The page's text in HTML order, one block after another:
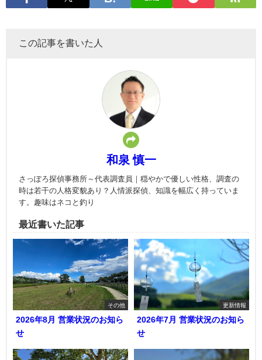
この記事を書いた人
和泉 慎一
さっぽろ探偵事務所～代表調査員｜穏やかで優しい性格、調査の
時は若干の人格変貌あり？人情派探偵、知識を幅広く持っていま
す。趣味はネコと釣り
最近書いた記事
その他
2026年8月 営業状況のお知ら
せ
更新情報
2026年7月 営業状況のお知ら
せ